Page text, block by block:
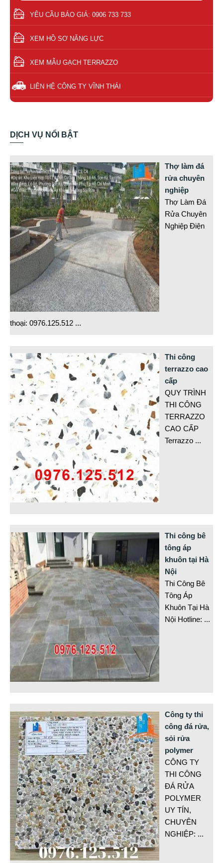
YÊU CẦU BÁO GIÁ: 0906 733 733
XEM HỒ SƠ NĂNG LỰC
XEM MẪU GẠCH TERRAZZO
LIÊN HỆ CÔNG TY VĨNH THÁI
DỊCH VỤ NỔI BẬT
Thợ làm đá
rửa chuyên
nghiệp
Thợ Làm Đá
Rửa Chuyên
Nghiệp Điện
thoại: 0976.125.512 ...
Thi công
terrazzo cao
cấp
QUY TRÌNH
THI CÔNG
TERRAZZO
CAO CẤP
Terrazzo ...
Thi công bê
tông áp
khuôn tại Hà
Nội
Thi Công Bê
Tông Áp
Khuôn Tại Hà
Nội Hotline: ...
Công ty thi
công đá rửa,
sỏi rửa
polymer
CÔNG TY
THI CÔNG
ĐÁ RỬA
POLYMER
UY TÍN,
CHUYÊN
NGHIỆP: ...